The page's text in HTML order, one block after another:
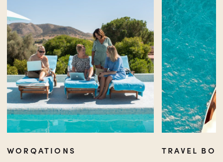
WORQATIONS TRAVEL